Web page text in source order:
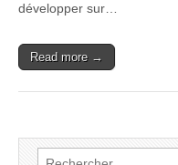
développer sur…
Read more →
Rechercher :